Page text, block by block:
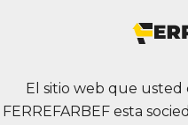
El sitio web que usted
FERREFARBEF esta